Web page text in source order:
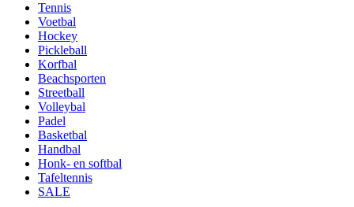
Tennis
Voetbal
Hockey
Pickleball
Korfbal
Beachsporten
Streetball
Volleybal
Padel
Basketbal
Handbal
Honk- en softbal
Tafeltennis
SALE